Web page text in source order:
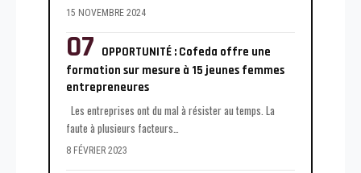
15 NOVEMBRE 2024
OPPORTUNITÉ : Cofeda offre une
formation sur mesure à 15 jeunes femmes
entrepreneures
Les entreprises ont du mal à résister au temps. La
faute à plusieurs facteurs…
8 FÉVRIER 2023